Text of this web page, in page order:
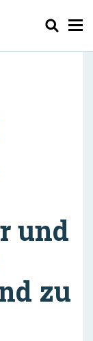
Suchen
und
zu